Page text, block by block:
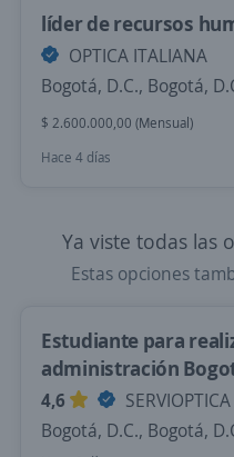
líder de recursos
OPTICA ITALIANA
Bogotá, D.C., Bogotá,
$ 2.600.000,00 (Mensual)
Hace 4 días
Ya viste todas las
Estas opciones
Estudiante para
administración
4,6
Bogotá, D.C., Bogotá,